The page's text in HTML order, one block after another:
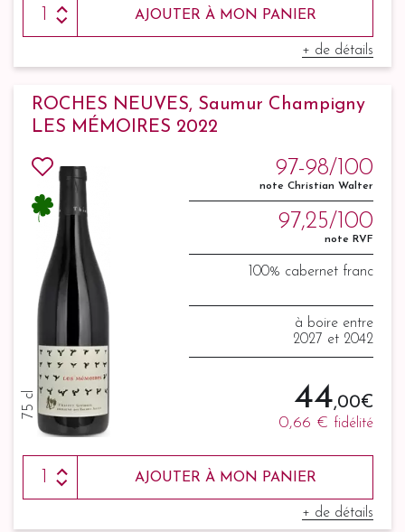
AJOUTER À MON PANIER
+ de détails
ROCHES NEUVES, Saumur Champigny
LES MÉMOIRES 2022
75 cl
97-98/100
note Christian Walter
97,25/100
note RVF
100% cabernet franc
à boire entre
2027 et 2042
44,00 €
0,66 € fidélité
AJOUTER À MON PANIER
+ de détails